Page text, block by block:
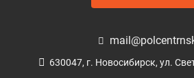
630047, г. Новосибирск, ул.